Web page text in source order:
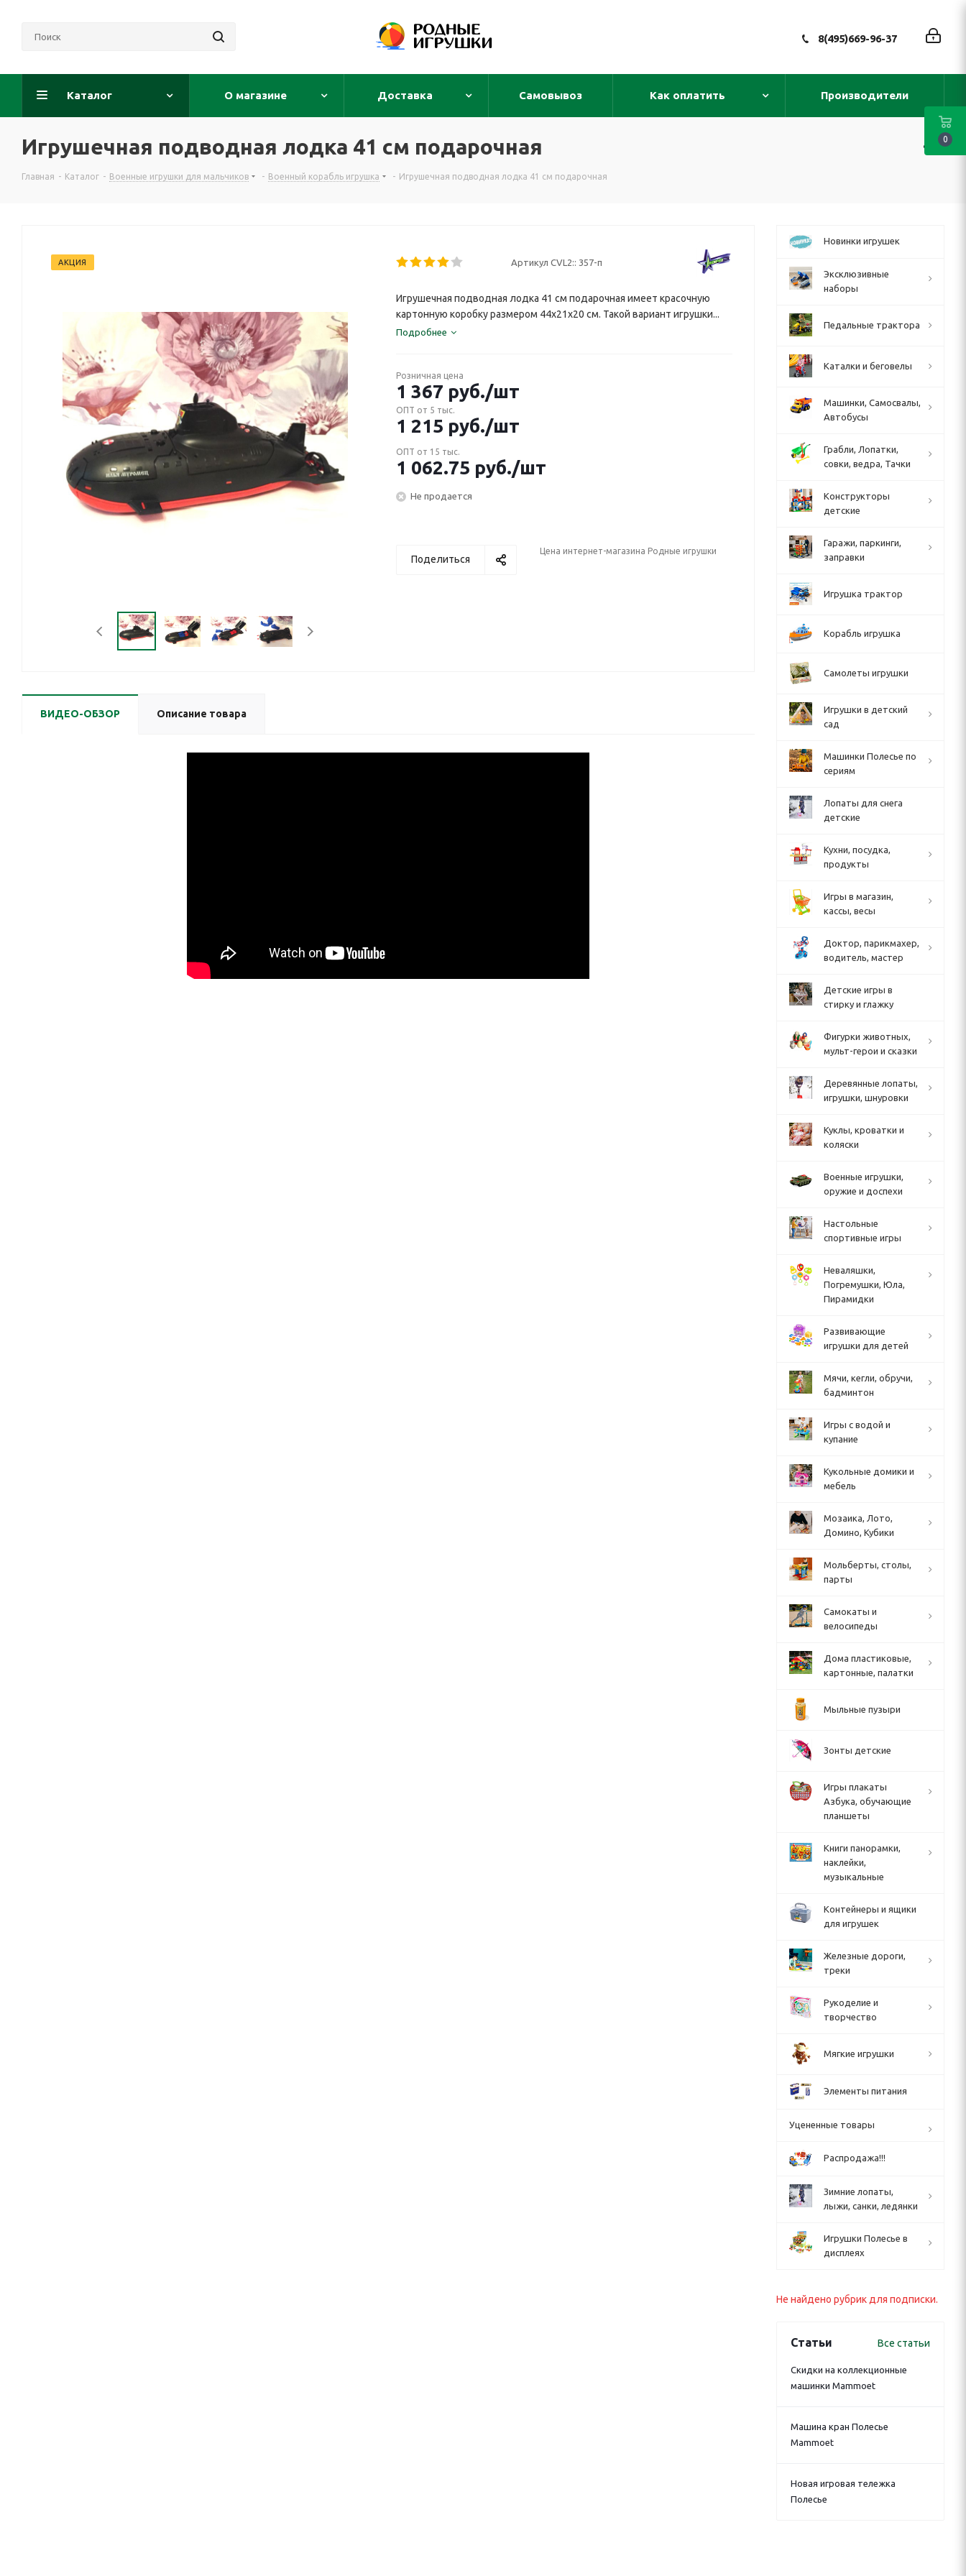
8(495)669-96-37
Каталог О магазине Доставка Самовывоз Как оплатить Производители
Игрушечная подводная лодка 41 см подарочная
Главная - Каталог - Военные игрушки для мальчиков - Военный корабль игрушка - Игрушечная подводная лодка 41 см подарочная
АКЦИЯ Артикул CVL2:: 357-п
Игрушечная подводная лодка 41 см подарочная имеет красочную
картонную коробку размером 44х21х20 см. Такой вариант игрушки...
Подробнее
Розничная цена
1 367 руб./шт
ОПТ от 5 тыс.
1 215 руб./шт
ОПТ от 15 тыс.
1 062.75 руб./шт
Не продается
Поделиться
Цена интернет-магазина Родные игрушки
ВИДЕО-ОБЗОР Описание товара
Новинки игрушек
Эксклюзивные
наборы
Педальные трактора
Каталки и беговелы
Машинки, Самосвалы,
Автобусы
Грабли, Лопатки,
совки, ведра, Тачки
Конструкторы
детские
Гаражи, паркинги,
заправки
Игрушка трактор
Корабль игрушка
Самолеты игрушки
Игрушки в детский
сад
Машинки Полесье по
сериям
Лопаты для снега
детские
Кухни, посудка,
продукты
Игры в магазин,
кассы, весы
Доктор, парикмахер,
водитель, мастер
Детские игры в
стирку и глажку
Фигурки животных,
мульт-герои и сказки
Деревянные лопаты,
игрушки, шнуровки
Куклы, кроватки и
коляски
Военные игрушки,
оружие и доспехи
Настольные
спортивные игры
Неваляшки,
Погремушки, Юла,
Пирамидки
Развивающие
игрушки для детей
Мячи, кегли, обручи,
бадминтон
Игры с водой и
купание
Кукольные домики и
мебель
Мозаика, Лото,
Домино, Кубики
Мольберты, столы,
парты
Cамокаты и
велосипеды
Дома пластиковые,
картонные, палатки
Мыльные пузыри
Зонты детские
Игры плакаты
Азбука, обучающие
планшеты
Книги панорамки,
наклейки,
музыкальные
Контейнеры и ящики
для игрушек
Железные дороги,
треки
Рукоделие и
творчество
Мягкие игрушки
Элементы питания
Уцененные товары
Распродажа!!!
Зимние лопаты,
лыжи, санки, ледянки
Игрушки Полесье в
дисплеях
Не найдено рубрик для подписки.
Статьи Все статьи
Скидки на коллекционные
машинки Mammoet
Машина кран Полесье
Mammoet
Новая игровая тележка
Полесье
0